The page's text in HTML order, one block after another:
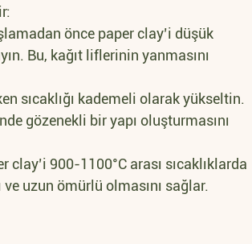
önce paper clay’i düşük
Bu, kağıt liflerinin yanmasını
sıcaklığı kademeli olarak yükseltin.
gözenekli bir yapı oluşturmasını
900-1100°C arası sıcaklıklarda
ve uzun ömürlü olmasını sağlar.